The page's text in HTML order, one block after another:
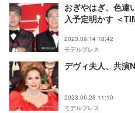
おぎやはぎ、色
入予定明かす ＜
2023.09.14 18:42
モデルプレス
デヴィ夫人、共演
2023.06.28 11:10
モデルプレス